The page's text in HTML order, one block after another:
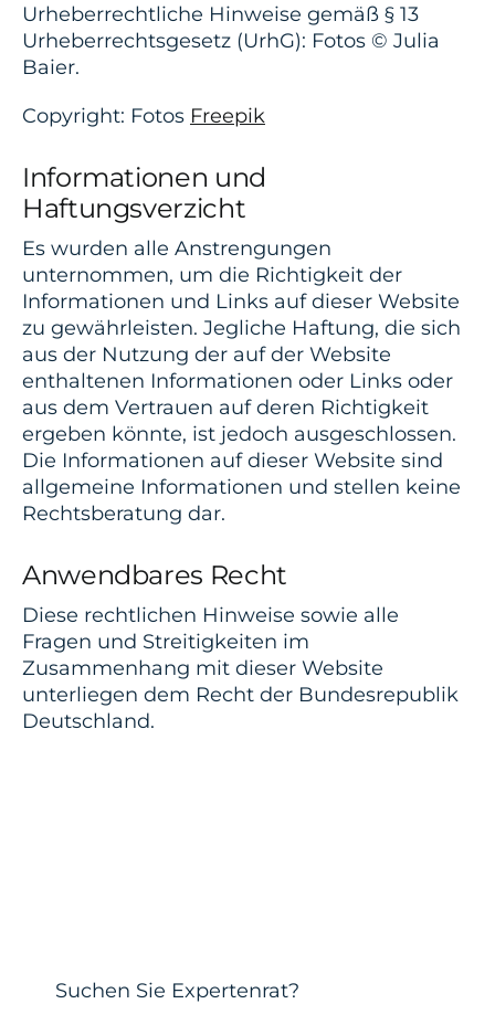
Urheberrechtliche Hinweise gemäß § 13
Urheberrechtsgesetz (UrhG): Fotos © Julia
Baier.
Copyright: Fotos Freepik
Informationen und
Haftungsverzicht
Es wurden alle Anstrengungen
unternommen, um die Richtigkeit der
Informationen und Links auf dieser Website
zu gewährleisten. Jegliche Haftung, die sich
aus der Nutzung der auf der Website
enthaltenen Informationen oder Links oder
aus dem Vertrauen auf deren Richtigkeit
ergeben könnte, ist jedoch ausgeschlossen.
Die Informationen auf dieser Website sind
allgemeine Informationen und stellen keine
Rechtsberatung dar.
Anwendbares Recht
Diese rechtlichen Hinweise sowie alle
Fragen und Streitigkeiten im
Zusammenhang mit dieser Website
unterliegen dem Recht der Bundesrepublik
Deutschland.
Suchen Sie Expertenrat?